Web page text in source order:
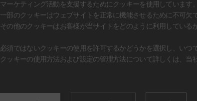
マーケティング活動を支援するためにクッキーを使用しています。
一部のクッキーはウェブサイトを正常に機能させるために不可欠で
その他のクッキーはお客様が当サイトをどのように利用している
必須ではないクッキーの使用を許可するかどうかを選択し、いつ
クッキーの使用方法および設定の管理方法について詳しくは、当